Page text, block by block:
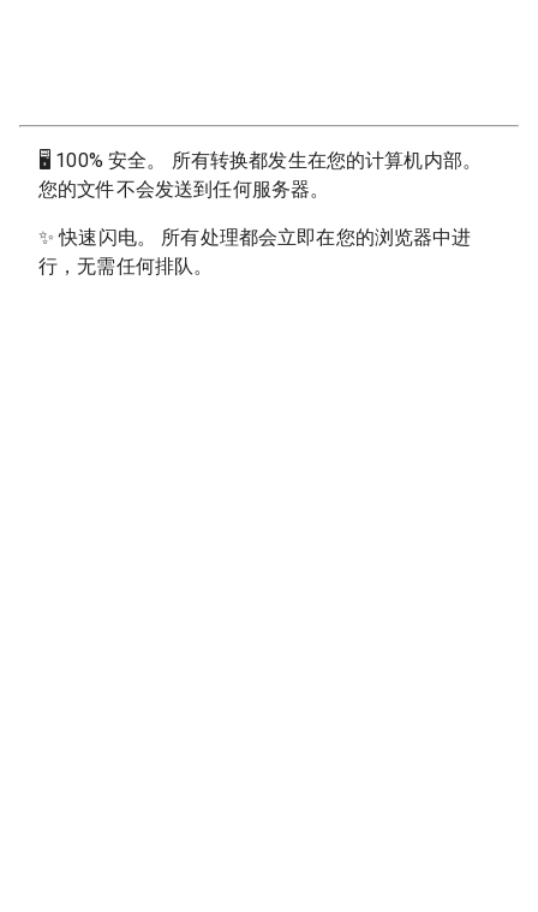
🖥 100% 安全。 所有转换都发生在您的计算机内部。
您的文件不会发送到任何服务器。
✨快速闪电。 所有处理都会立即在您的浏览器中进
行，无需任何排队。